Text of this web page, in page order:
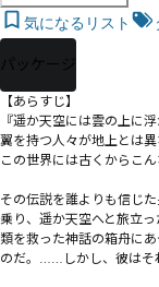
気になるリスト
パッケージ
【あらすじ】
『――遥か天空には雲の上
翼を持つ人々が地上とは
この世界には古くからこ
その伝説を誰よりも信じた
乗り、遥か天空へと旅立
類を救った神話の箱舟に
のだ。……しかし、彼はそ